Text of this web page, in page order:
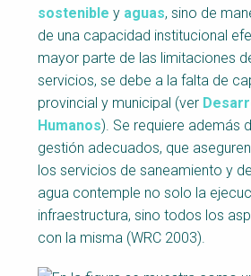
sostenible y aguas, sino de
de una capacidad institucional
mayor parte de las limitaciones
servicios, se debe a la falta de
provincial y municipal (ver
Humanos). Se requiere además
gestión adecuados, que
los servicios de saneamiento y
agua contemple no solo la
infraestructura, sino todos los
con la misma (WRC 2003).